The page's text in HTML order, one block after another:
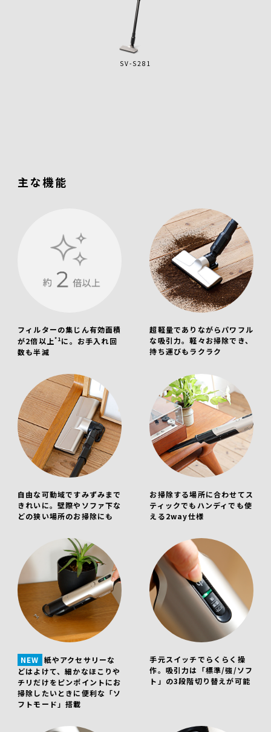
SV-S281
主な機能
フィルターの集じん有効面積
が2倍以上*1 に。お手入れ回
数も半減
超軽量でありながらパワフル
な吸引力。軽々お掃除でき、
持ち運びもラクラク
自由な可動域ですみずみまで
きれいに。壁際やソファ下な
どの狭い場所のお掃除にも
お掃除する場所に合わせてス
ティックでもハンディでも使
える2way仕様
NEW 紙やアクセサリーな
どはよけて、細かなほこりや
チリだけをピンポイントにお
掃除したいときに便利な「ソ
フトモード」搭載
手元スイッチでらくらく操
作。吸引力は「標準/強/ソフ
ト」の3段階切り替えが可能